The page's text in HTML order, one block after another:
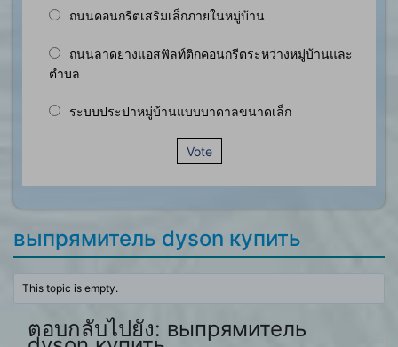
ถนนคอนกรีตเสริมเล็กภายในหมู่บ้าน
ถนนลาดยางแอสฟัลท์ติกคอนกรีตระหว่างหมู่บ้านและ
ตำบล
ระบบประปาหมู่บ้านแบบบาดาลขนาดเล็ก
Vote
выпрямитель dyson купить
This topic is empty.
ตอบกลับไปยัง: выпрямитель